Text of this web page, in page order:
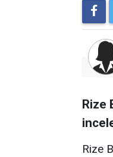
Rize
Rize